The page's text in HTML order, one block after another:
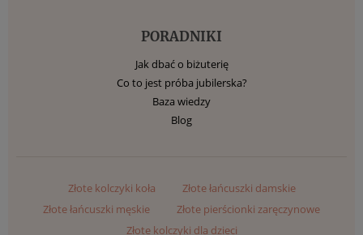
PORADNIKI
Jak dbać o biżuterię
Co to jest próba jubilerska?
Baza wiedzy
Blog
Złote kolczyki koła
Złote łańcuszki damskie
Złote łańcuszki męskie
Złote pierścionki zaręczynowe
Złote kolczyki dla dzieci